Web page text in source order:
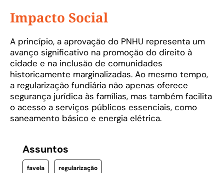
Impacto Social
A princípio, a aprovação do PNHU representa um
avanço significativo na promoção do direito à
cidade e na inclusão de comunidades
historicamente marginalizadas. Ao mesmo tempo,
a regularização fundiária não apenas oferece
segurança jurídica às famílias, mas também facilita
o acesso a serviços públicos essenciais, como
saneamento básico e energia elétrica.
Assuntos
favela regularização